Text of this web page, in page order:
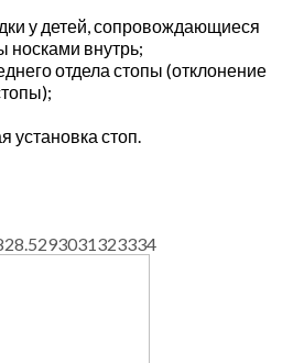
у детей, сопровождающиеся
носками внутрь;
отдела стопы (отклонение
установка стоп.
28.5293031323334